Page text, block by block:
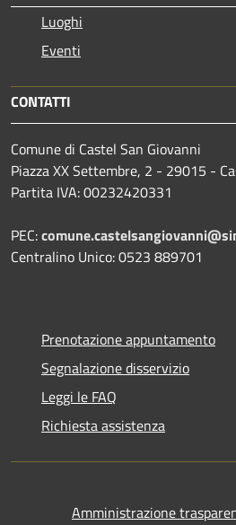
Luoghi
Eventi
CONTATTI
Comune di Castel San Giovanni
Piazza XX Settembre, 2 - 29015 -
Partita IVA: 00232420331
PEC:
Centralino Unico: 0523 889701
Prenotazione appuntamento
Segnalazione disservizio
Leggi le FAQ
Richiesta assistenza
Amministrazione